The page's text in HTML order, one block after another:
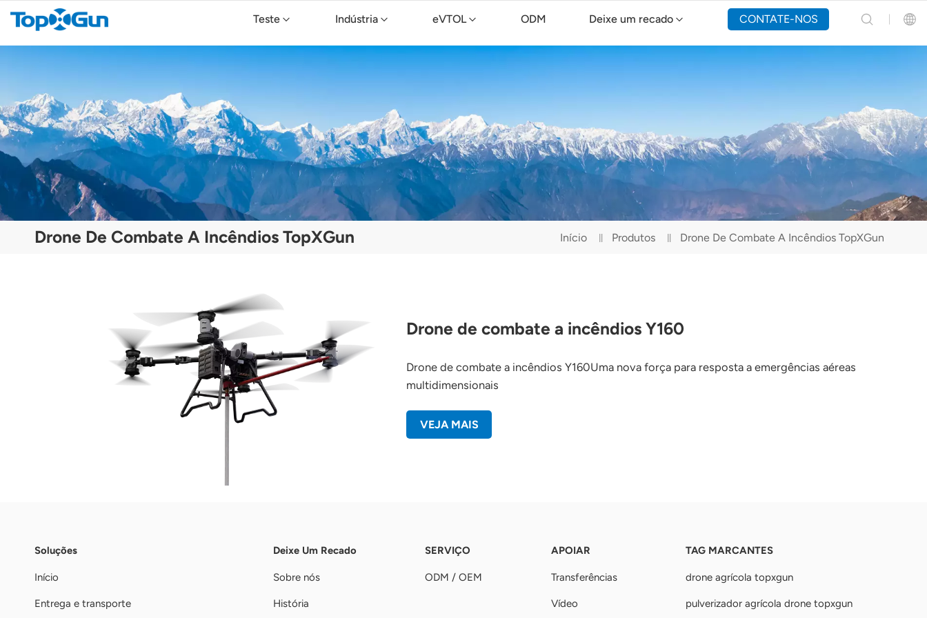
Teste Indústria eVTOL ODM Deixe um recado CONTATE-NOS
Русский
Português(Portugal)
Português(Brasil)
Türkçe
Drone De Combate A Incêndios TopXGun Início Produtos Drone De Combate A Incêndios TopXGun
Drone de combate a incêndios Y160
Drone de combate a incêndios Y160Uma nova força para resposta a emergências aéreas
multidimensionais
VEJA MAIS
Soluções
Início
Entrega e transporte
Deixe Um Recado
Sobre nós
História
SERVIÇO
ODM / OEM
APOIAR
Transferências
Vídeo
TAG MARCANTES
drone agrícola topxgun
pulverizador agrícola drone topxgun